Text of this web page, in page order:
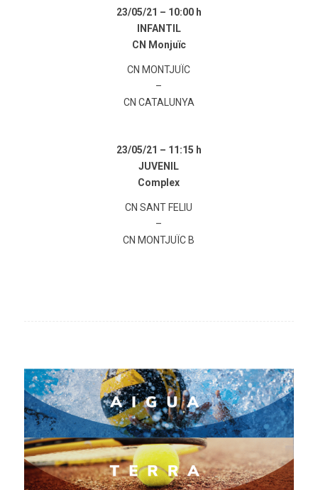
23/05/21 – 10:00 h
INFANTIL
CN Monjuïc
CN MONTJUÏC
–
CN CATALUNYA
23/05/21 – 11:15 h
JUVENIL
Complex
CN SANT FELIU
–
CN MONTJUÏC B